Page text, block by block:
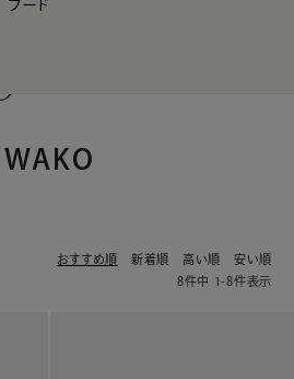
のプレゼントキャンペーン開催中
フード
WAKO
おすすめ順 新着順 高い順
安い順
8件中 1-8件表示